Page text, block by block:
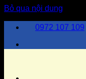
Bỏ qua nội dung
0972 107 109